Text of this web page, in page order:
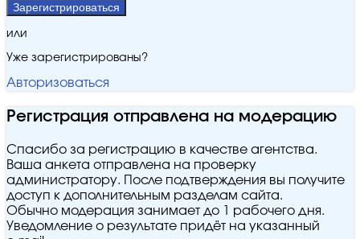
Зарегистрироваться
или
Уже зарегистрированы?
Авторизоваться
Регистрация отправлена на модерацию
Спасибо за регистрацию в качестве агентства.
Ваша анкета отправлена на проверку
администратору. После подтверждения вы получите
доступ к дополнительным разделам сайта.
Обычно модерация занимает до 1 рабочего дня.
Уведомление о результате придёт на указанный